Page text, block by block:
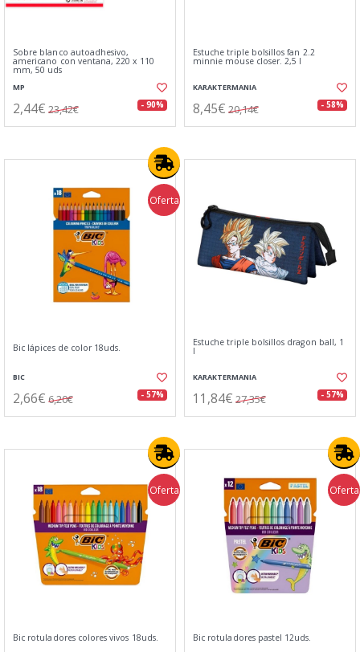
Sobre blanco autoadhesivo,
americano con ventana, 220 x 110
mm, 50 uds
MP
2,44€ 23,42€ - 90%
Estuche triple bolsillos fan 2.2
minnie mouse closer. 2,5 l
KARAKTERMANIA
8,45€ 20,14€ - 58%
Oferta
Bic lápices de color 18uds.
BIC
2,66€ 6,20€ - 57%
Estuche triple bolsillos dragon ball, 1
l
KARAKTERMANIA
11,84€ 27,35€ - 57%
Oferta
Bic rotuladores colores vivos 18uds.
Oferta
Bic rotuladores pastel 12uds.